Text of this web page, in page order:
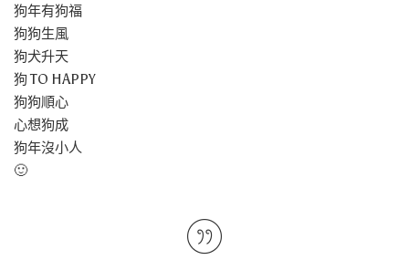
狗年有狗福
狗狗生風
狗犬升天
狗 TO HAPPY
狗狗順心
心想狗成
狗年沒小人
🙂